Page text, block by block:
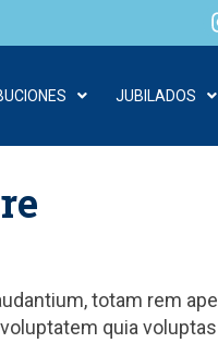
JUBILADOS
totam rem
quia